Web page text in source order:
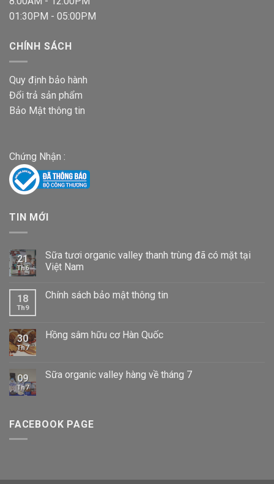
01:30PM - 05:00PM
CHÍNH SÁCH
Quy định bảo hành
Đổi trả sản phẩm
Bảo Mật thông tin
Chứng Nhận :
TIN MỚI
21
Th6
Sữa tươi organic valley thanh trùng đã có mặt tại
Việt Nam
18
Th9
Chính sách bảo mật thông tin
30
Th7
Hồng sâm hữu cơ Hàn Quốc
09
Th7
Sữa organic valley hàng về tháng 7
FACEBOOK PAGE